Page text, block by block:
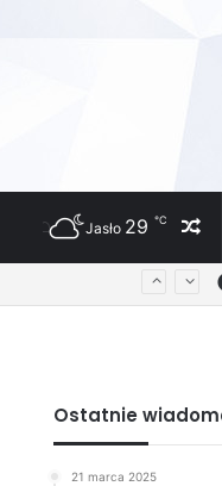
Jasło 29 ℃
Ostatnie
21 marca 2025